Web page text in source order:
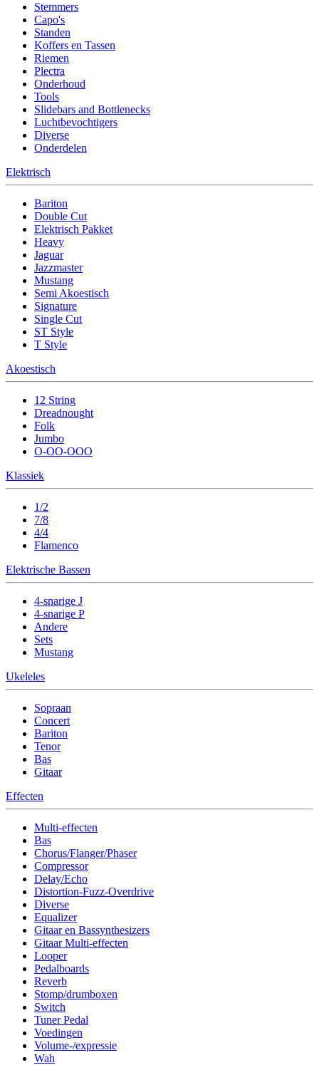
Stemmers
Capo's
Standen
Koffers en Tassen
Riemen
Plectra
Onderhoud
Tools
Slidebars and Bottlenecks
Luchtbevochtigers
Diverse
Onderdelen
Elektrisch
Bariton
Double Cut
Elektrisch Pakket
Heavy
Jaguar
Jazzmaster
Mustang
Semi Akoestisch
Signature
Single Cut
ST Style
T Style
Akoestisch
12 String
Dreadnought
Folk
Jumbo
O-OO-OOO
Klassiek
1/2
7/8
4/4
Flamenco
Elektrische Bassen
4-snarige J
4-snarige P
Andere
Sets
Mustang
Ukeleles
Sopraan
Concert
Bariton
Tenor
Bas
Gitaar
Effecten
Multi-effecten
Bas
Chorus/Flanger/Phaser
Compressor
Delay/Echo
Distortion-Fuzz-Overdrive
Diverse
Equalizer
Gitaar en Bassynthesizers
Gitaar Multi-effecten
Looper
Pedalboards
Reverb
Stomp/drumboxen
Switch
Tuner Pedal
Voedingen
Volume-/expressie
Wah